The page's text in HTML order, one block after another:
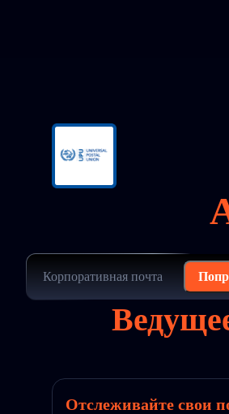
Отслеживайте свои